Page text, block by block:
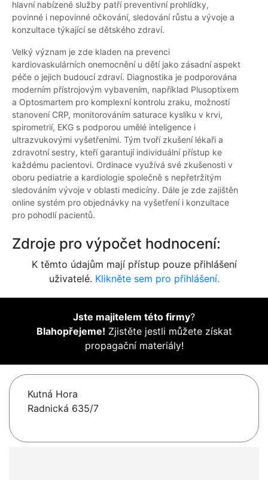
hlavní nabízené služby patří preventivní prohlídky,
povinné i nepovinné očkování, sledování růstu a vývoje a
konzultace týkající se dětského zdraví.
Velký význam je zde kladen na prevenci
kardiovaskulárních onemocnění u dětí jako zásadní aspekt
péče o jejich budoucí zdraví. Diagnostika je podporována
moderním přístrojovým vybavením, například Plusoptixem
a Optosmartem pro komplexní kontrolu zraku, možností
stanovení CRP, monitorováním saturace kyslíku v krvi,
spirometrií, EKG s podporou umělé inteligence i
ultrazvukovými vyšetřeními. Tým tvoří zkušení lékaři a
zdravotní sestry, kteří garantují individuální přístup ke
každému pacientovi. Ordinace využívá své zkušenosti v
oboru pediatrie a kardiologie společně s nepřetržitým
sledováním vývoje v oblasti medicíny. Dále je zde zajištěn
online systém pro objednávky na vyšetření i konzultace
pro pohodlí pacientů.
Zdroje pro výpočet hodnocení:
K těmto údajům mají přístup pouze přihlášení
uživatelé. Klikněte sem pro přihlášení.
Jste majitelem této firmy?
Blahopřejeme! Zjistěte jestli můžete získat
propagační materiály!
Kutná Hora
Radnická 635/7